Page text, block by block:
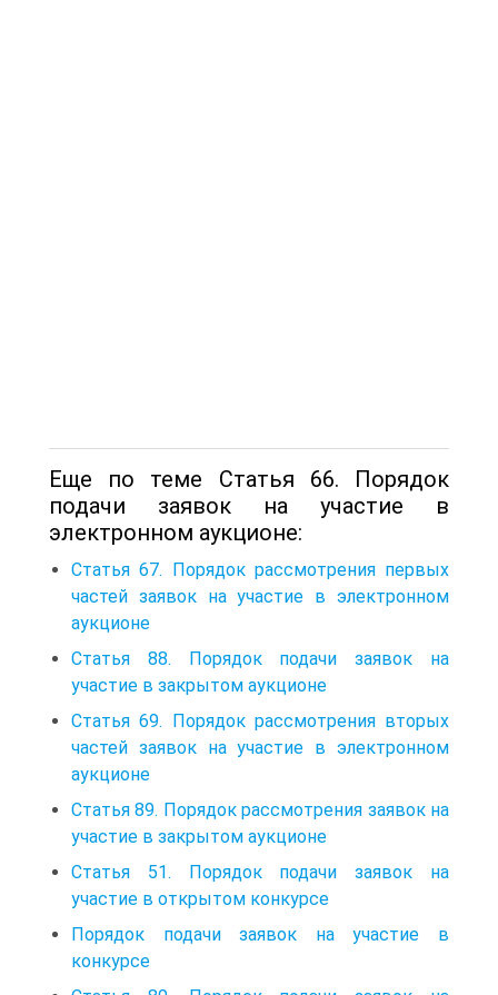
Еще по теме Статья 66. Порядок
подачи заявок на участие в
электронном аукционе:
Статья 67. Порядок рассмотрения первых
частей заявок на участие в электронном
аукционе
Статья 88. Порядок подачи заявок на
участие в закрытом аукционе
Статья 69. Порядок рассмотрения вторых
частей заявок на участие в электронном
аукционе
Статья 89. Порядок рассмотрения заявок на
участие в закрытом аукционе
Статья 51. Порядок подачи заявок на
участие в открытом конкурсе
Порядок подачи заявок на участие в
конкурсе